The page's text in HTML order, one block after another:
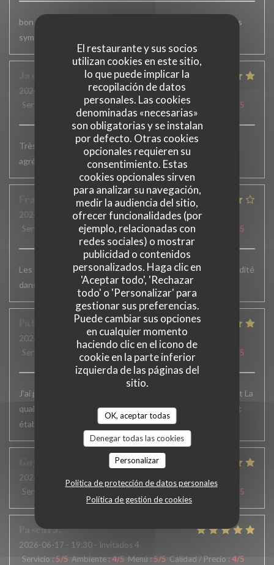
El restaurante y sus socios
utilizan cookies en este sitio,
lo que puede implicar la
recopilación de datos
personales. Las cookies
denominadas «necesarias»
son obligatorias y se instalan
por defecto. Otras cookies
opcionales requieren su
consentimiento. Estas
cookies opcionales sirven
para analizar su navegación,
medir la audiencia del sitio,
ofrecer funcionalidades (por
ejemplo, relacionadas con
redes sociales) o mostrar
publicidad o contenidos
personalizados. Haga clic en
'Aceptar todo', 'Rechazar
todo' o 'Personalizar' para
gestionar sus preferencias.
Puede cambiar sus opciones
en cualquier momento
haciendo clic en el icono de
cookie en la parte inferior
izquierda de las páginas del
sitio.
OK, aceptar todas
Denegar todas las cookies
Personalizar
Política de protección de datos personales
Política de gestión de cookies
bon déjeuné mais portion du plat un peu juste. service très
sympa.
2026-07-02
- 19:15 - Invitados 2
Servicio
Ambiente: 5/5 Menú: 5/5 Calidad / Precio /5
Très bons plats. Service accueillant et efficace. Terrasse
agréable
2026-06-23
- 12:45 - Invitados 8
Servicio
Ambiente :4 /5 Menú:4/5 Calidad / Precio /5
Les plats sont vraiment très bons mais un peu plus de rapidité
dans le service serait appréciable
2026-06-24
- 12:15 - Invitados 6
Servicio
Ambiente : /5 Calidad / Precio /5
J’ai passé un excellent moment. L’accueil , le service, parfait La
qualité des plats excellente.. Je recommande vivement cet
établissement et j’y reviens toujours avec le même plaisir
2026-06-19
Servicio
/5
PascalJ
2026-06-17 - 19:30 - Invitados 4
Servicio :5/5 Ambiente :4/5 Menú :5/5 Calidad / Precio : 4/5